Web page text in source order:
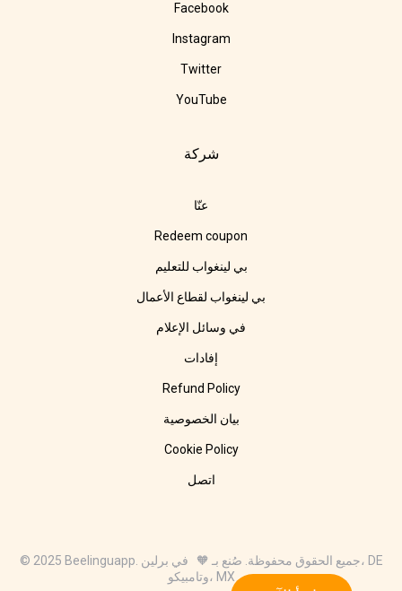
Facebook
Instagram
Twitter
YouTube
شركة
عنّا
Redeem coupon
بي لينغواب للتعليم
بي لينغواب لقطاع الأعمال
في وسائل الإعلام
إفادات
Refund Policy
بيان الخصوصية
Cookie Policy
اتصل
© 2025 Beelinguapp. جميع الحقوق محفوظة. صُنع بـ 🧡 في برلين، DE
وتامبيكو، MX